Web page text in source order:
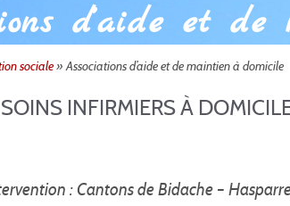
d’aide et
sociale»Associations d’aide et de maintien à domicile
INFIRMIERS À
: Cantons de Bidache –